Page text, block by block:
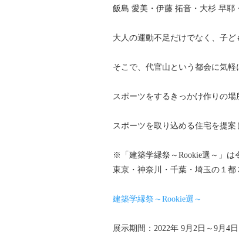
飯島 愛美・伊藤 拓音・大杉 早耶
大人の運動不足だけでなく、子ど
そこで、代官山という都会に気軽
スポーツをするきっかけ作りの場
スポーツを取り込める住宅を提案
※「建築学縁祭～Rookie選～」は
東京・神奈川・千葉・埼玉の１
建築学縁祭～Rookie選～
展示期間：2022年 9月2日​～9月4日